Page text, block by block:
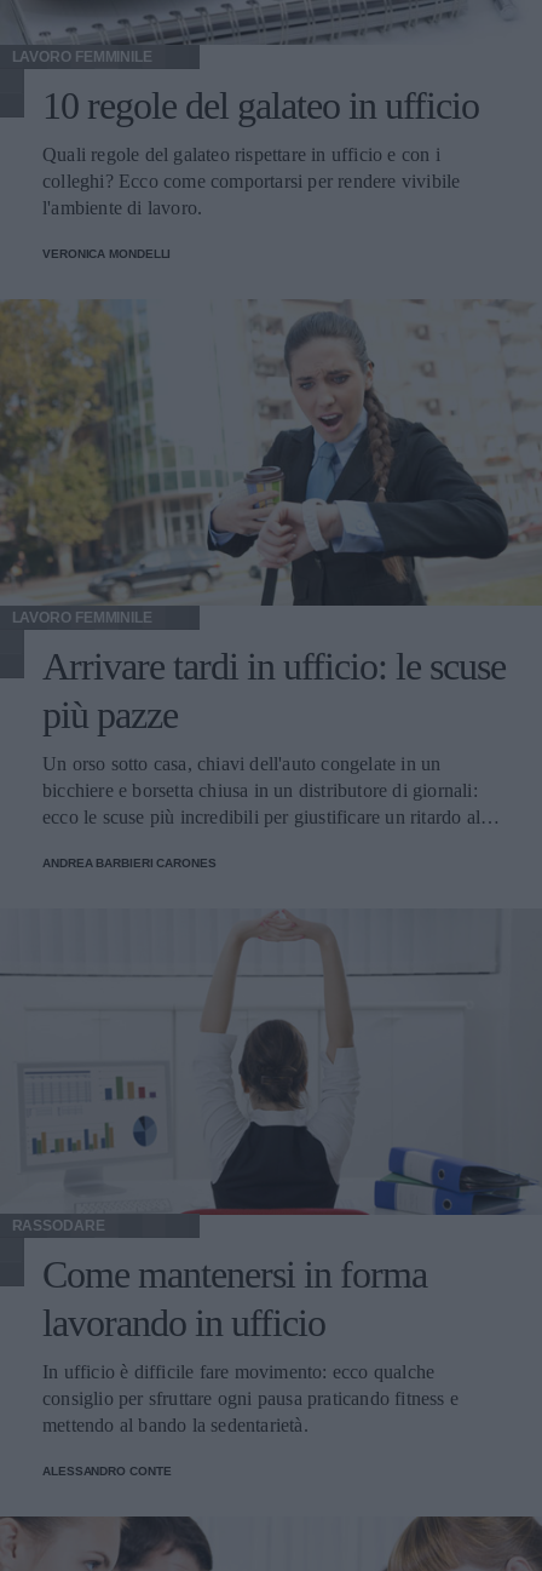
LAVORO FEMMINILE
10 regole del galateo in ufficio
Quali regole del galateo rispettare in ufficio e con i
colleghi? Ecco come comportarsi per rendere vivibile
l'ambiente di lavoro.
VERONICA MONDELLI
LAVORO FEMMINILE
Arrivare tardi in ufficio: le scuse
più pazze
Un orso sotto casa, chiavi dell'auto congelate in un
bicchiere e borsetta chiusa in un distributore di giornali:
ecco le scuse più incredibili per giustificare un ritardo al
ANDREA BARBIERI CARONES
RASSODARE
Come mantenersi in forma
lavorando in ufficio
In ufficio è difficile fare movimento: ecco qualche
consiglio per sfruttare ogni pausa praticando fitness e
mettendo al bando la sedentarietà.
ALESSANDRO CONTE